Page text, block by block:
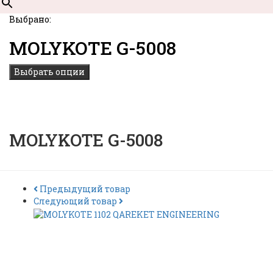
Выбрано:
MOLYKOTE G-5008
Выбрать опции
MOLYKOTE G-5008
Предыдущий товар
Следующий товар